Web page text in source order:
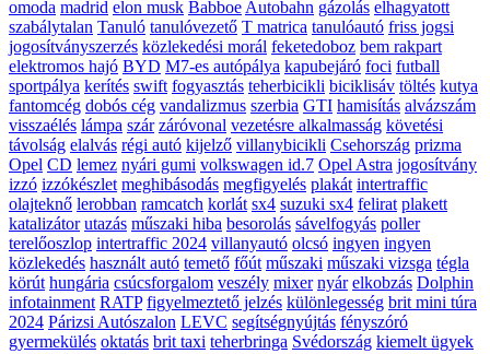
omoda madrid elon musk Babboe Autobahn gázolás elhagyatott
szabálytalan Tanuló tanulóvezető T matrica tanulóautó friss jogsi
jogosítványszerzés közlekedési morál feketedoboz bem rakpart
elektromos hajó BYD M7-es autópálya kapubejáró foci futball
sportpálya kerítés swift fogyasztás teherbicikli biciklisáv töltés kutya
fantomcég dobós cég vandalizmus szerbia GTI hamisítás alvázszám
visszaélés lámpa szár záróvonal vezetésre alkalmasság követési
távolság elalvás régi autó kijelző villanybicikli Csehország prizma
Opel CD lemez nyári gumi volkswagen id.7 Opel Astra jogosítvány
izzó izzókészlet meghibásodás megfigyelés plakát intertraffic
olajteknő lerobban ramcatch korlát sx4 suzuki sx4 felirat plakett
katalizátor utazás műszaki hiba besorolás sávelfogyás poller
terelőoszlop intertraffic 2024 villanyautó olcsó ingyen ingyen
közlekedés használt autó temető főút műszaki műszaki vizsga tégla
körút hungária csúcsforgalom veszély mixer nyár elkobzás Dolphin
infotainment RATP figyelmeztető jelzés különlegesség brit mini túra
2024 Párizsi Autószalon LEVC segítségnyújtás fényszóró
gyermekülés oktatás brit taxi teherbringa Svédország kiemelt ügyek